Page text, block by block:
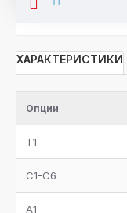
ХАРАКТЕРИСТИКИ
Опции
T1
С1-С6
A1